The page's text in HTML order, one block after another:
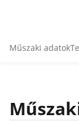
Műszaki adatok